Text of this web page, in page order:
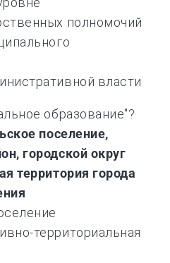
полномочий
власти
образование"?
поселение,
городской округ
территория города
территориальная